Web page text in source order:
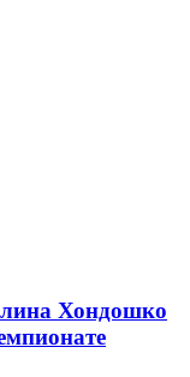
Хондошко